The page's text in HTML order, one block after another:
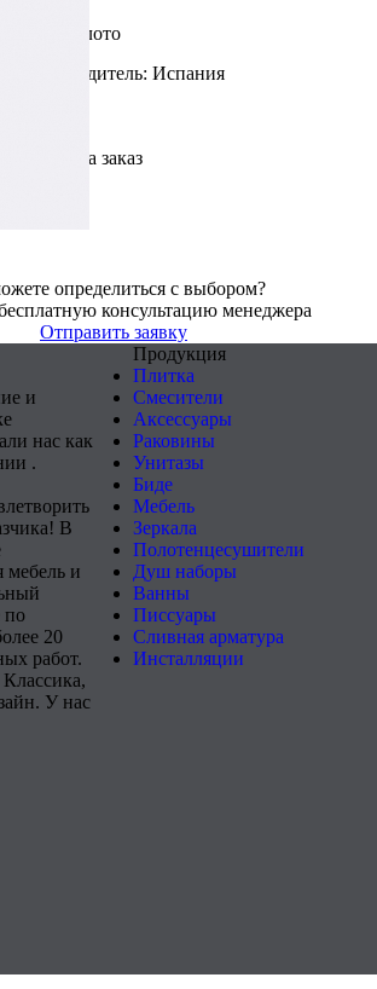
Белый/Золото
производитель: Испания
На заказ
определиться с выбором?
консультацию менеджера
Отправить заявку
и
нас как
.
В
мебель и
по
20
работ.
У нас
Продукция
Плитка
Смесители
Аксессуары
Раковины
Унитазы
Биде
Мебель
Зеркала
Полотенцесушители
Душ наборы
Ванны
Писсуары
Сливная арматура
Инсталляции